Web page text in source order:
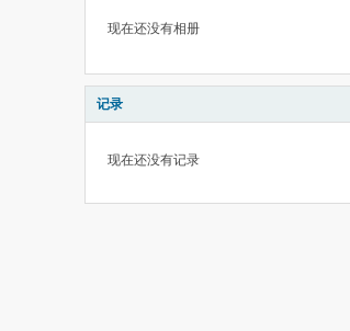
现在还没有相册
记录
现在还没有记录